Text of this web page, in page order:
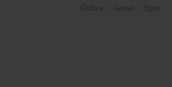
Gebze Genel Spor